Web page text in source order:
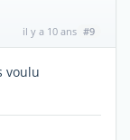
il y a 10 ans #9
voulu